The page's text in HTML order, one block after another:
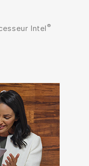
Intel ®